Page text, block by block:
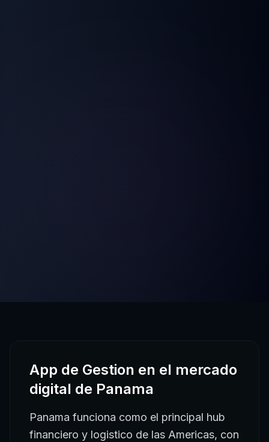
App de Gestion en el mercado
digital de Panama
Panama funciona como el principal hub
financiero y logistico de las Americas, con